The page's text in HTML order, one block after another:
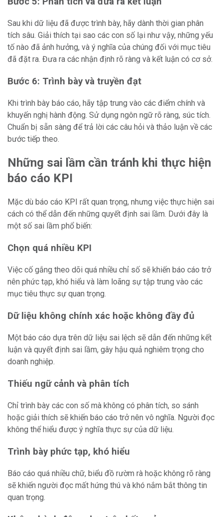
Sau khi dữ liệu đã được trình bày, hãy dành thời gian phân
tích sâu. Giải thích tại sao các con số lại như vậy, những yếu
tố nào đã ảnh hưởng, và ý nghĩa của chúng đối với mục tiêu
đã đặt ra. Đưa ra các nhận định rõ ràng và kết luận có cơ sở.
Bước 6: Trình bày và truyền đạt
Khi trình bày báo cáo, hãy tập trung vào các điểm chính và
khuyến nghị hành động. Sử dụng ngôn ngữ rõ ràng, súc tích.
Chuẩn bị sẵn sàng để trả lời các câu hỏi và thảo luận về các
bước tiếp theo.
Những sai lầm cần tránh khi thực hiện
báo cáo KPI
Mặc dù báo cáo KPI rất quan trọng, nhưng việc thực hiện sai
cách có thể dẫn đến những quyết định sai lầm. Dưới đây là
một số sai lầm phổ biến:
Chọn quá nhiều KPI
Việc cố gắng theo dõi quá nhiều chỉ số sẽ khiến báo cáo trở
nên phức tạp, khó hiểu và làm loãng sự tập trung vào các
mục tiêu thực sự quan trọng.
Dữ liệu không chính xác hoặc không đầy đủ
Một báo cáo dựa trên dữ liệu sai lệch sẽ dẫn đến những kết
luận và quyết định sai lầm, gây hậu quả nghiêm trọng cho
doanh nghiệp.
Thiếu ngữ cảnh và phân tích
Chỉ trình bày các con số mà không có phân tích, so sánh
hoặc giải thích sẽ khiến báo cáo trở nên vô nghĩa. Người đọc
không thể hiểu được ý nghĩa thực sự của dữ liệu.
Trình bày phức tạp, khó hiểu
Báo cáo quá nhiều chữ, biểu đồ rườm rà hoặc không rõ ràng
sẽ khiến người đọc mất hứng thú và khó nắm bắt thông tin
quan trọng.